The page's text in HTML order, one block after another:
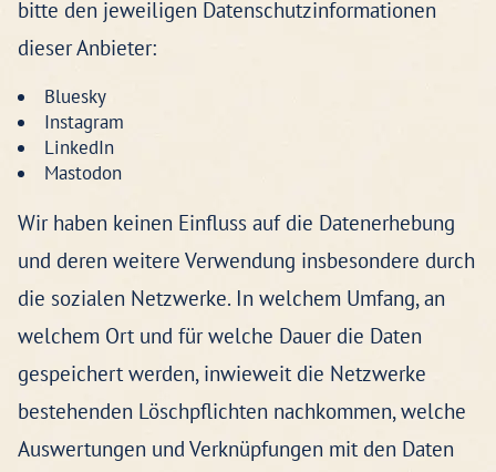
bitte den jeweiligen Datenschutzinformationen
dieser Anbieter:
Bluesky
Instagram
LinkedIn
Mastodon
Wir haben keinen Einfluss auf die Datenerhebung
und deren weitere Verwendung insbesondere durch
die sozialen Netzwerke. In welchem Umfang, an
welchem Ort und für welche Dauer die Daten
gespeichert werden, inwieweit die Netzwerke
bestehenden Löschpflichten nachkommen, welche
Auswertungen und Verknüpfungen mit den Daten